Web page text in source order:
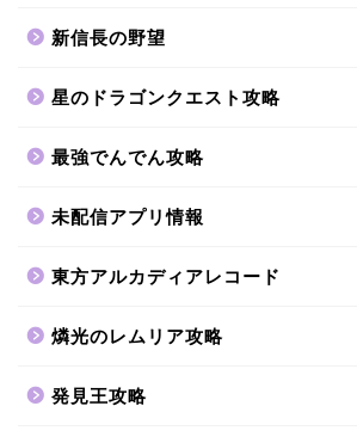
新信長の野望
星のドラゴンクエスト攻略
最強でんでん攻略
未配信アプリ情報
東方アルカディアレコード
燐光のレムリア攻略
発見王攻略